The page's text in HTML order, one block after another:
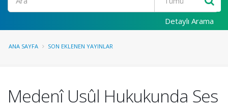
Detaylı Arama
ANA SAYFA SON EKLENEN YAYINLAR
Medenî Usûl Hukukunda Ses